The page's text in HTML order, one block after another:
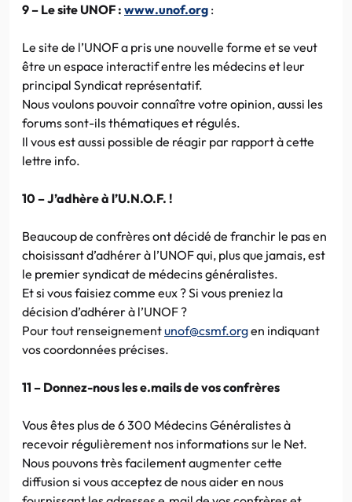
9 – Le site UNOF : www.unof.org :
Le site de l’UNOF a pris une nouvelle forme et se veut
être un espace interactif entre les médecins et leur
principal Syndicat représentatif.
Nous voulons pouvoir connaître votre opinion, aussi les
forums sont-ils thématiques et régulés.
Il vous est aussi possible de réagir par rapport à cette
lettre info.
10 – J’adhère à l’U.N.O.F. !
Beaucoup de confrères ont décidé de franchir le pas en
choisissant d’adhérer à l’UNOF qui, plus que jamais, est
le premier syndicat de médecins généralistes.
Et si vous faisiez comme eux ? Si vous preniez la
décision d’adhérer à l’UNOF ?
Pour tout renseignementunof@csmf.orgen indiquant
vos coordonnées précises.
11 – Donnez-nous les e.mails de vos confrères
Vous êtes plus de 6 300 Médecins Généralistes à
recevoir régulièrement nos informations sur le Net.
Nous pouvons très facilement augmenter cette
diffusion si vous acceptez de nous aider en nous